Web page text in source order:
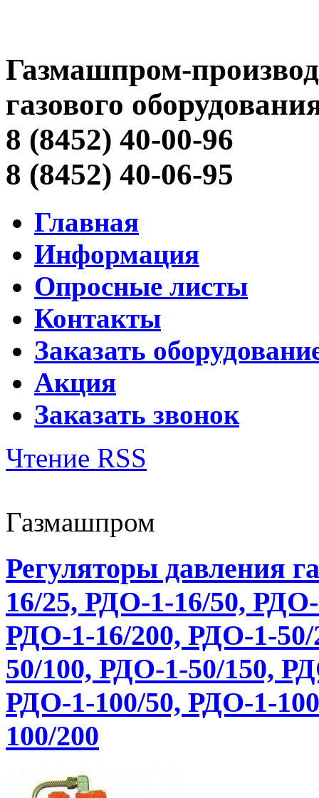
Газмашпром-
газового
8 (8452) 40-00-96
8 (8452) 40-06-95
Главная
Информация
Опросные листы
Контакты
Заказать
Акция
Заказать звонок
Чтение RSS
Газмашпром
Регуляторы давления
16/25, РДО-1-16/50,
РДО-1-16/200, РДО-1-
50/100, РДО-1-50/150,
РДО-1-100/50, РДО-1-
100/200